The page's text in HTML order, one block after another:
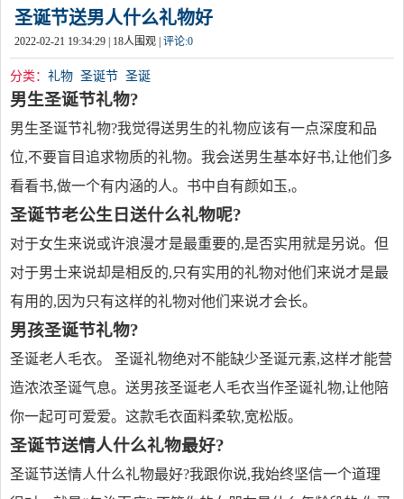
圣诞节送男人什么礼物好
2022-02-21 19:34:29 | 18人围观 | 评论:0
分类： 礼物 圣诞节 圣诞
男生圣诞节礼物?
男生圣诞节礼物?我觉得送男生的礼物应该有一点深度和品
位,不要盲目追求物质的礼物。我会送男生基本好书,让他们多
看看书,做一个有内涵的人。书中自有颜如玉,。
圣诞节老公生日送什么礼物呢?
对于女生来说或许浪漫才是最重要的,是否实用就是另说。但
对于男士来说却是相反的,只有实用的礼物对他们来说才是最
有用的,因为只有这样的礼物对他们来说才会长。
男孩圣诞节礼物?
圣诞老人毛衣。 圣诞礼物绝对不能缺少圣诞元素,这样才能营
造浓浓圣诞气息。送男孩圣诞老人毛衣当作圣诞礼物,让他陪
你一起可可爱爱。这款毛衣面料柔软,宽松版。
圣诞节送情人什么礼物最好?
圣诞节送情人什么礼物最好?我跟你说,我始终坚信一个道理